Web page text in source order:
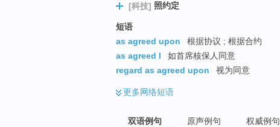
[科技] 照约定
短语
as agreed upon
根据协议 ; 根据合约
as agreed l
如首席核保人同意
regard as agreed upon
视为同意
更多网络短语
双语例句 原声例句 权威例句